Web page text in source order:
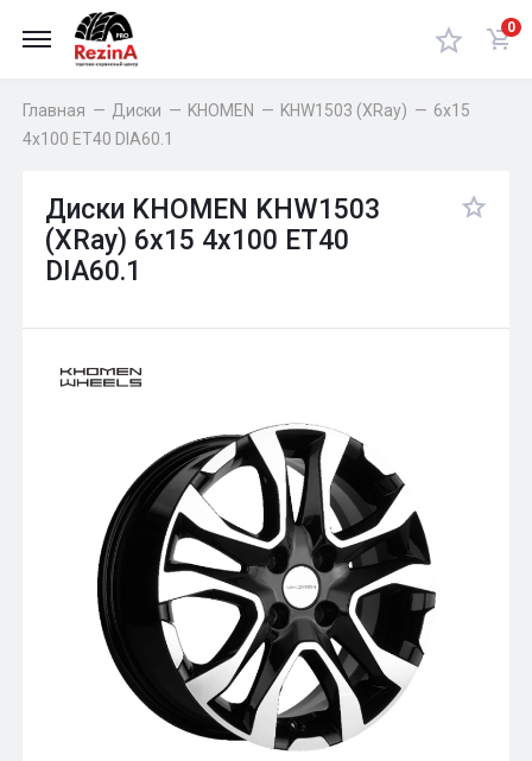
0
Главная — Диски — KHOMEN — KHW1503 (XRay) — 6x15
4x100 ET40 DIA60.1
Диски KHOMEN KHW1503
(XRay) 6x15 4x100 ET40
DIA60.1